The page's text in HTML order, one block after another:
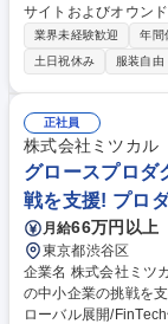
サイトおよびオウン
ィングの全体戦略・
ツテーマの企画・AIO(AI検
づいたSEOコンテン
およびAIO（AI検索
のディレクションや
成・公開■検索順位や
テンツのパフォーマンス分析および
ト】1万社に導入済
業界未経験歓迎 年間
土日祝休み
服装自由
正社員
株式会社ミツカル
グロースプロダ
戦を支援! プロ
月給66万円以上
東京都渋谷区
企業名 株式会社ミツカル 求人名 グロースプロダクトマネー
の中小企業の挑戦を支援！ 仕事の内容 人材×M＆A領域を
ローバル展開/